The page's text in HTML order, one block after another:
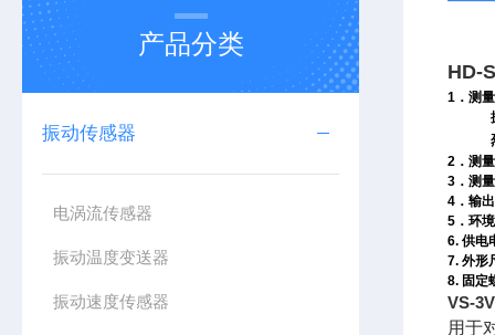
产品分类
振动传感器
电涡流传感器
振动温度变送器
振动速度传感器
HD-
1 ．测
2 ．测
3 ．测
4 ．输
5 ．环
6. 供电
7. 外形
8. 固定
VS-
用于